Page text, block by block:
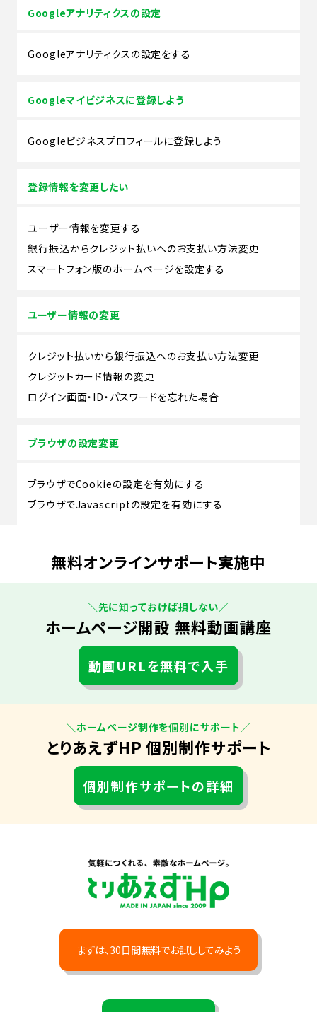
Googleアナリティクスの設定
Googleアナリティクスの設定をする
Googleマイビジネスに登録しよう
Googleビジネスプロフィールに登録しよう
登録情報を変更したい
ユーザー情報を変更する
銀行振込からクレジット払いへのお支払い方法変更
スマートフォン版のホームページを設定する
ユーザー情報の変更
クレジット払いから銀行振込へのお支払い方法変更
クレジットカード情報の変更
ログイン画面・ID・パスワードを忘れた場合
ブラウザの設定変更
ブラウザでCookieの設定を有効にする
ブラウザでJavascriptの設定を有効にする
無料オンラインサポート実施中
＼先に知っておけば損しない／
ホームページ開設 無料動画講座
動画URLを無料で入手
＼ホームページ制作を個別にサポート／
とりあえずHP 個別制作サポート
個別制作サポートの詳細
まずは、30日間無料でお試ししてみよう